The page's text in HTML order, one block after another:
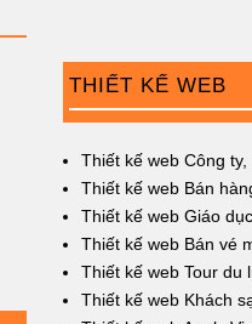
THIẾT KẾ WEB
Thiết kế web Công
Thiết kế web Bán
Thiết kế web Giáo dục
Thiết kế web Bán vé
Thiết kế web Tour du
Thiết kế web Khách